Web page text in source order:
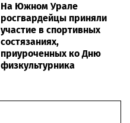
На Южном Урале
росгвардейцы приняли
участие в спортивных
состязаниях,
приуроченных ко Дню
физкультурника